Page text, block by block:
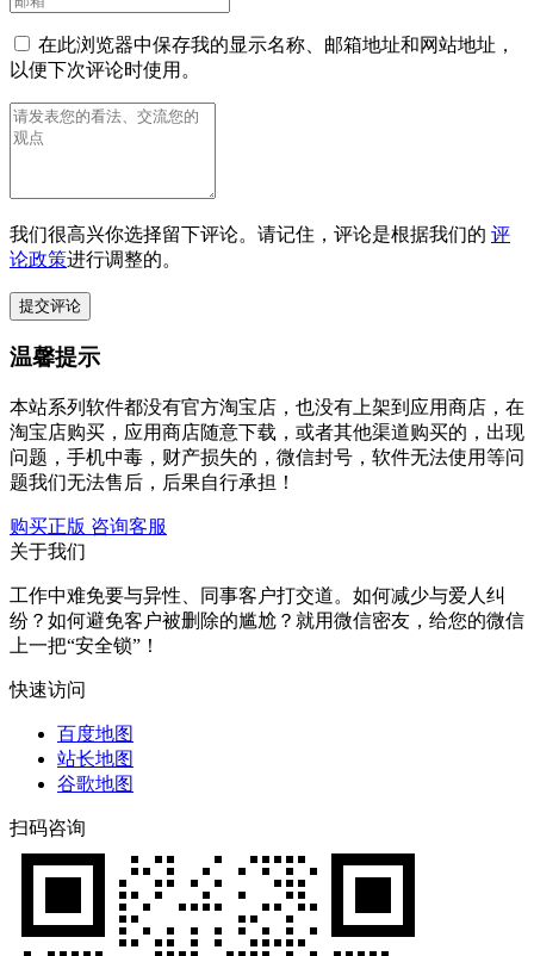
在此浏览器中保存我的显示名称、邮箱地址和网站地址，
以便下次评论时使用。
我们很高兴你选择留下评论。请记住，评论是根据我们的 评
论政策进行调整的。
温馨提示
本站系列软件都没有官方淘宝店，也没有上架到应用商店，在
淘宝店购买，应用商店随意下载，或者其他渠道购买的，出现
问题，手机中毒，财产损失的，微信封号，软件无法使用等问
题我们无法售后，后果自行承担！
购买正版 咨询客服
关于我们
工作中难免要与异性、同事客户打交道。如何减少与爱人纠
纷？如何避免客户被删除的尴尬？就用微信密友，给您的微信
上一把“安全锁”！
快速访问
百度地图
站长地图
谷歌地图
扫码咨询